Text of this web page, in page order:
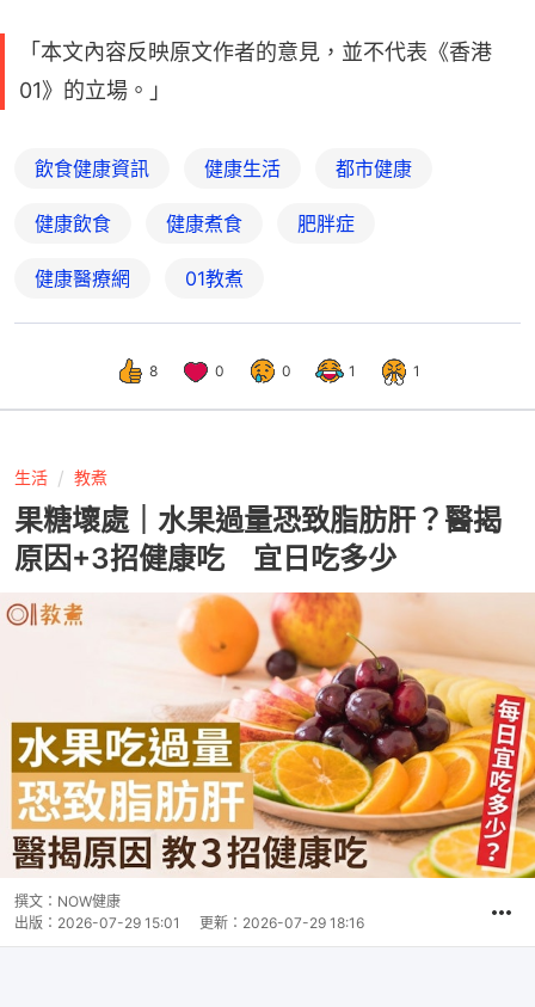
「本文內容反映原文作者的意見，並不代表《香港
01》的立場。」
飲食健康資訊 健康生活 都市健康
健康飲食 健康煮食 肥胖症
健康醫療網 01教煮
8 0 0 1 1
生活 教煮
果糖壞處｜水果過量恐致脂肪肝？醫揭
原因+3招健康吃 宜日吃多少
撰文： NOW健康
出版： 2026-07-29 15:01 更新： 2026-07-29 18:16